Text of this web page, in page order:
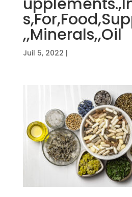
,,Minerals,,Oil
Juil 5, 2022 |